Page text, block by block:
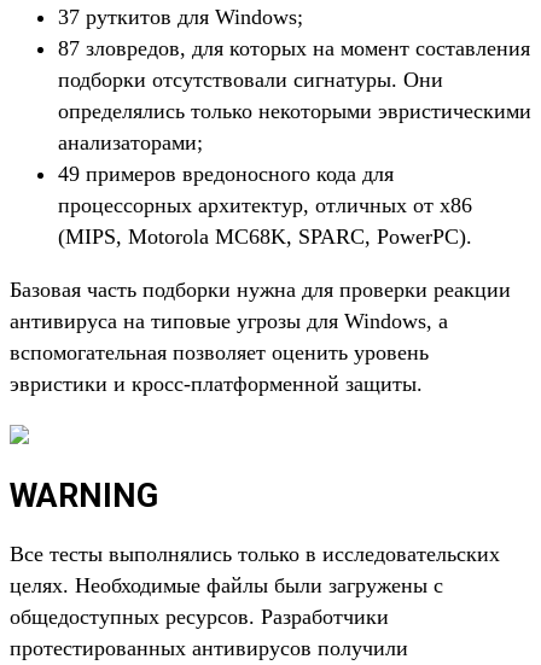
37 руткитов для Windows;
87 зловредов, для которых на момент составления
подборки отсутствовали сигнатуры. Они
определялись только некоторыми эвристическими
анализаторами;
49 примеров вредоносного кода для
процессорных архитектур, отличных от x86
(MIPS, Motorola MC68K, SPARC, PowerPC).
Базовая часть подборки нужна для проверки реакции
антивируса на типовые угрозы для Windows, а
вспомогательная позволяет оценить уровень
эвристики и кросс-платформенной защиты.
WARNING
Все тесты выполнялись только в исследовательских
целях. Необходимые файлы были загружены с
общедоступных ресурсов. Разработчики
протестированных антивирусов получили